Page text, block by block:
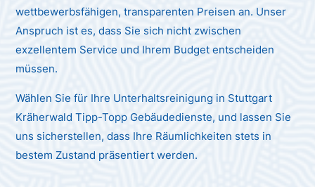
wettbewerbsfähigen, transparenten Preisen an. Unser
Anspruch ist es, dass Sie sich nicht zwischen
exzellentem Service und Ihrem Budget entscheiden
müssen.
Wählen Sie für Ihre Unterhaltsreinigung in Stuttgart
Kräherwald Tipp-Topp Gebäudedienste, und lassen Sie
uns sicherstellen, dass Ihre Räumlichkeiten stets in
bestem Zustand präsentiert werden.